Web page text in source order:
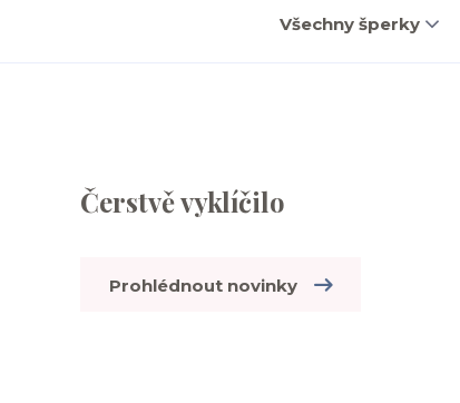
Všechny šperky
Čerstvě vyklíčilo
Prohlédnout novinky